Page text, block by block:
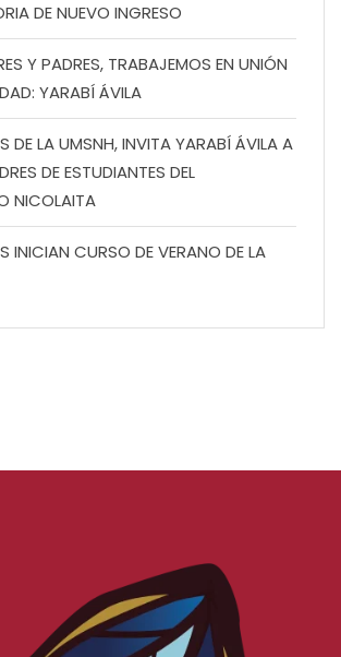
DE NUEVO INGRESO
Y PADRES, TRABAJEMOS EN UNIÓN
YARABÍ ÁVILA
DE LA UMSNH, INVITA YARABÍ ÁVILA A
DE ESTUDIANTES DEL
NICOLAITA
INICIAN CURSO DE VERANO DE LA